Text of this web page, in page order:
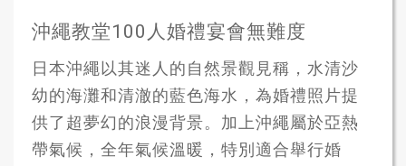
沖繩教堂100人婚禮宴會無難度
日本沖繩以其迷人的自然景觀見稱，水清沙
幼的海灘和清澈的藍色海水，為婚禮照片提
供了超夢幻的浪漫背景。加上沖繩屬於亞熱
帶氣候，全年氣候溫暖，特別適合舉行婚